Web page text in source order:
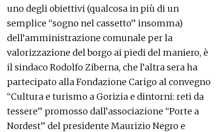
uno degli obiettivi (qualcosa in più di un
semplice “sogno nel cassetto” insomma)
dell’amministrazione comunale per la
valorizzazione del borgo ai piedi del maniero, è
il sindaco Rodolfo Ziberna, che l’altra sera ha
partecipato alla Fondazione Carigo al convegno
“Cultura e turismo a Gorizia e dintorni: reti da
tessere” promosso dall’associazione “Porte a
Nordest” del presidente Maurizio Negro e